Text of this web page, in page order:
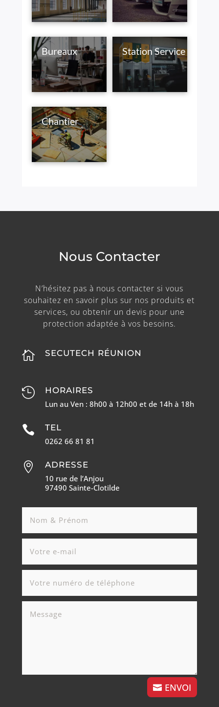
Bureaux
Chantier
Station Service
Nous Contacter
N’hésitez pas à nous contacter si vous
souhaitez en savoir plus sur nos produits et
services, ou obtenir un devis pour une
protection adaptée à vos besoins.
 SECUTECH RÉUNION

HORAIRES
Lun au Ven : 8h00 à 12h00 et de 14h à 18h

TEL
0262 66 81 81

ADRESSE
10 rue de l’Anjou
97490 Sainte-Clotilde
ENVOI